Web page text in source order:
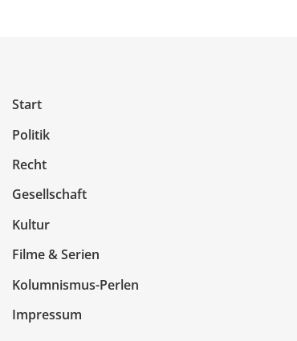
Start
Politik
Recht
Gesellschaft
Kultur
Filme & Serien
Kolumnismus-Perlen
Impressum